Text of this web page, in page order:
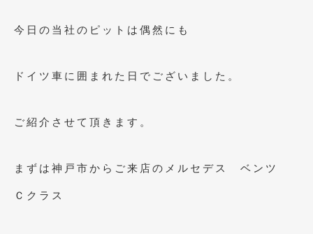
今日の当社のピットは偶然にも
ドイツ車に囲まれた日でございました。
ご紹介させて頂きます。
まずは神戸市からご来店のメルセデス ベンツ
Ｃクラス